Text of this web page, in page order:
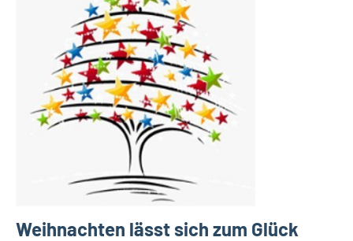
Weihnachten lässt sich zum Glück